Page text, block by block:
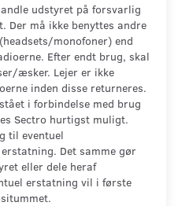
udstyret på forsvarlig
Der må ikke benyttes andre
monofoner) end
Efter endt brug, skal
æsker. Lejer er ikke
inden disse returneres.
i forbindelse med brug
Sectro hurtigst muligt.
til eventuel
Det samme gør
eller dele heraf
erstatning vil i første